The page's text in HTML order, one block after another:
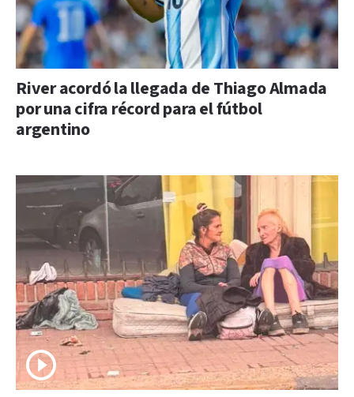
River acordó la llegada de Thiago Almada
por una cifra récord para el fútbol
argentino